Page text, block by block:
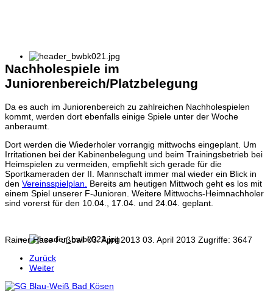
Nachholespiele im
Juniorenbereich/Platzbelegung
Da es auch im Juniorenbereich zu zahlreichen Nachholespielen
kommt, werden dort ebenfalls einige Spiele unter der Woche
anberaumt.
Dort werden die Wiederholer vorrangig mittwochs eingeplant. Um
Irritationen bei der Kabinenbelegung und beim Trainingsbetrieb bei
Heimspielen zu vermeiden, empfiehlt sich gerade für die
Sportkameraden der II. Mannschaft immer mal wieder ein Blick in
den Vereinsspielplan.
Bereits am heutigen Mittwoch geht es los mit
einem Spiel unserer F-Junioren. Weitere Mittwochs-Heimnachholer
sind vorerst für den 10.04., 17.04. und 24.04. geplant.
Rainer Hase Fußball03. April 2013 03. April 2013 Zugriffe: 3647
Zurück
Weiter